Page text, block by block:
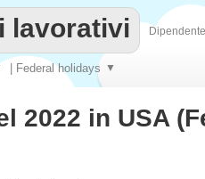
| Federal holidays ▼
lavorativi
2022 in USA